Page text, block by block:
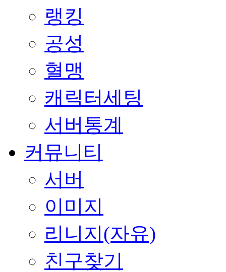
랭킹
공성
혈맹
캐릭터세팅
서버통계
커뮤니티
서버
이미지
리니지(자유)
친구찾기